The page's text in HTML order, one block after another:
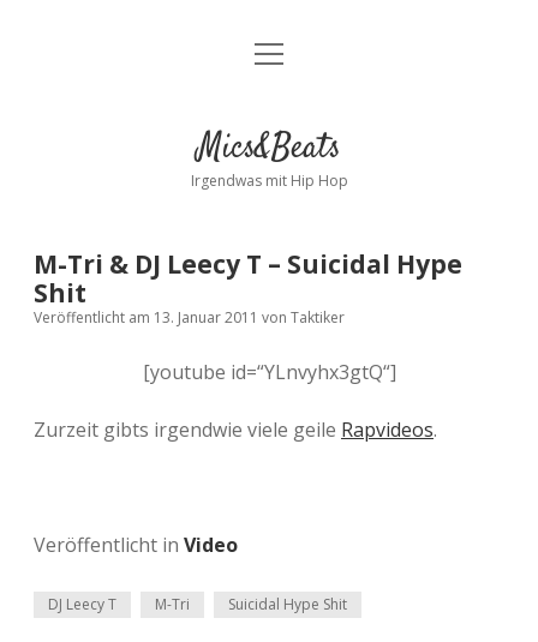
Kontakt
facebookinstagram
bandcamp
spotify
Menü
Mics&Beats
Irgendwas mit Hip Hop
M-Tri & DJ Leecy T – Suicidal Hype
Shit
Veröffentlicht am 13. Januar 2011 von Taktiker
[youtube id=“YLnvyhx3gtQ“]
Zurzeit gibts irgendwie viele geile Rapvideos.
Veröffentlicht in Video
DJ Leecy T M-Tri Suicidal Hype Shit